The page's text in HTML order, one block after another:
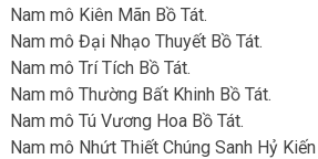
Nam mô Kiên Mãn Bồ Tát.
Nam mô Đại Nhạo Thuyết Bồ Tát.
Nam mô Trí Tích Bồ Tát.
Nam mô Thường Bất Khinh Bồ Tát.
Nam mô Tú Vương Hoa Bồ Tát.
Nam mô Nhứt Thiết Chúng Sanh Hỷ Kiến